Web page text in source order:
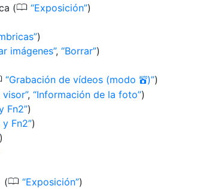
(0 Exposición )
)
imágenes , Borrar )
Grabación de vídeos (modo b) )
visor , Información de la foto )
Fn2 )
Fn2 )
)
(0 Exposición )